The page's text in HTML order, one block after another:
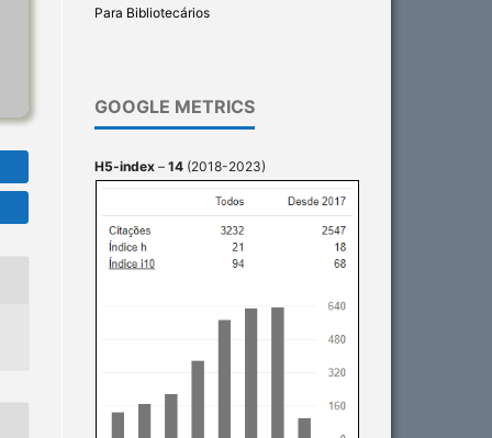
Para Bibliotecários
GOOGLE METRICS
H5-index – 14 (2018-2023)